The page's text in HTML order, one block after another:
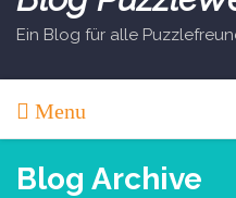
Ein Blog für alle
Menu
Blog Archive